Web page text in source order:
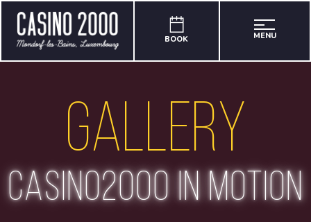
BOOK MENU
Gallery
casino2000 in motion